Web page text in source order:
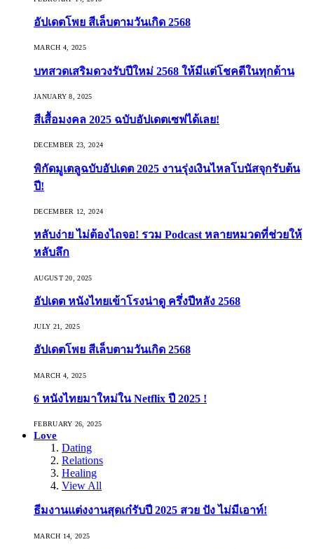
อัปเดตโพย สีเล็บตามวันเกิด 2568
MARCH 4, 2025
บทสวดเสริมดวงรับปีใหม่ 2568 ให้มีแต่โชคดีในทุกด้าน
JANUARY 8, 2025
สีเสื้อมงคล 2025 ฉบับอัปเดตเซฟได้เลย!
DECEMBER 23, 2024
พิกัดมูเตลูฉบับอัปเดต 2025 งานรุ่งเงินไหลโบนัสจุกรับต้น
ปี!
DECEMBER 12, 2024
หลับง่าย ไม่ต้องไถจอ! รวม Podcast หลายหมวดที่ช่วยให้
หลับลึก
AUGUST 20, 2025
อัปเดต หนังไทยเข้าโรงน่าดู ครึ่งปีหลัง 2568
JULY 21, 2025
อัปเดตโพย สีเล็บตามวันเกิด 2568
MARCH 4, 2025
6 หนังไทยมาใหม่ใน Netflix ปี 2025 !
FEBRUARY 26, 2025
Love
Dating
Relations
Healing
View All
ธีมงานแต่งงานสุดเก๋รับปี 2025 สวย ปัง ไม่มีเอาท์!
MARCH 14, 2025